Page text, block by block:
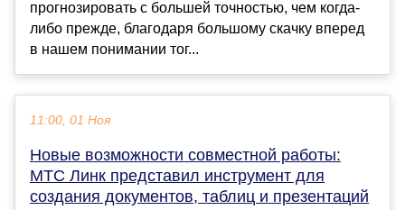
прогнозировать с большей точностью, чем когда-
либо прежде, благодаря большому скачку вперед
в нашем понимании тог...
11:00, 01 Ноя
Новые возможности совместной работы:
МТС Линк представил инструмент для
создания документов, таблиц и презентаций